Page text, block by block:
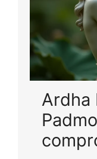
Ardha